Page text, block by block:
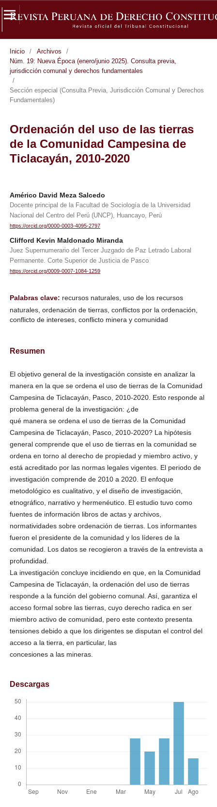
Inicio / Archivos
/
Núm. 19: Nueva Época (enero/junio 2025). Consulta previa,
jurisdicción comunal y derechos fundamentales
/
Sección especial (Consulta Previa, Jurisdicción Comunal y Derechos
Fundamentales)
Ordenación del uso de las tierras
de la Comunidad Campesina de
Ticlacayán, 2010-2020
Américo David Meza Salcedo
Docente principal de la Facultad de Sociología de la Universidad
Nacional del Centro del Perú (UNCP), Huancayo, Perú
https://orcid.org/0000-0003-4095-2797
Clifford Kevin Maldonado Miranda
Juez Supernumerario del Tercer Juzgado de Paz Letrado Laboral
Permanente. Corte Superior de Justicia de Pasco
https://orcid.org/0009-0007-1084-1259
Palabras clave: recursos naturales, uso de los recursos
naturales, ordenación de tierras, conflictos por la ordenación,
conflicto de intereses, conflicto minera y comunidad
Resumen
El objetivo general de la investigación consiste en analizar la
manera en la que se ordena el uso de tierras de la Comunidad
Campesina de Ticlacayán, Pasco, 2010-2020. Esto responde al
problema general de la investigación: ¿de
qué manera se ordena el uso de tierras de la Comunidad
Campesina de Ticlacayán, Pasco, 2010-2020? La hipótesis
general comprende que el uso de tierras en la comunidad se
ordena en torno al derecho de propiedad y miembro activo, y
está acreditado por las normas legales vigentes. El periodo de
investigación comprende de 2010 a 2020. El enfoque
metodológico es cualitativo, y el diseño de investigación,
etnográfico, narrativo y hermenéutico. El estudio tuvo como
fuentes de información libros de actas y archivos,
normatividades sobre ordenación de tierras. Los informantes
fueron el presidente de la comunidad y los líderes de la
comunidad. Los datos se recogieron a través de la entrevista a
profundidad.
La investigación concluye incidiendo en que, en la Comunidad
Campesina de Ticlacayán, la ordenación del uso de tierras
responde a la función del gobierno comunal. Así, garantiza el
acceso formal sobre las tierras, cuyo derecho radica en ser
miembro activo de comunidad, pero este contexto presenta
tensiones debido a que los dirigentes se disputan el control del
acceso a la tierra, en particular, las
concesiones a las mineras.
Descargas